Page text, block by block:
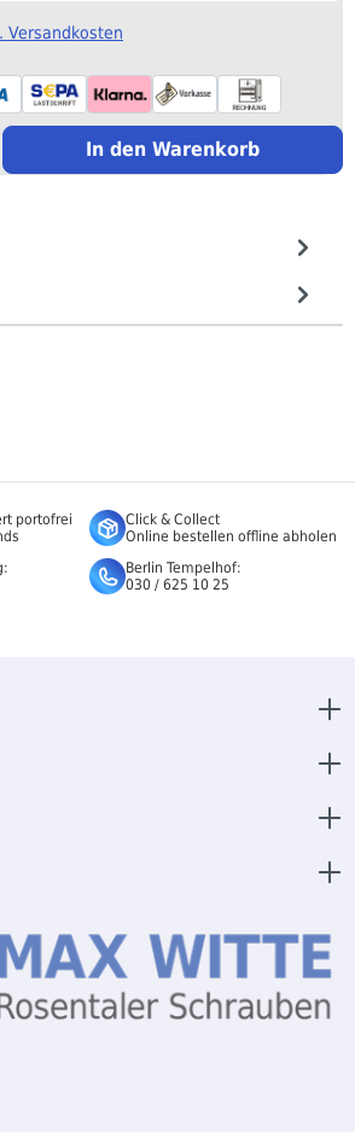
Versandkosten
In den Warenkorb
portofrei
Click & Collect
Online bestellen offline abholen
Berlin Tempelhof:
030 / 625 10 25